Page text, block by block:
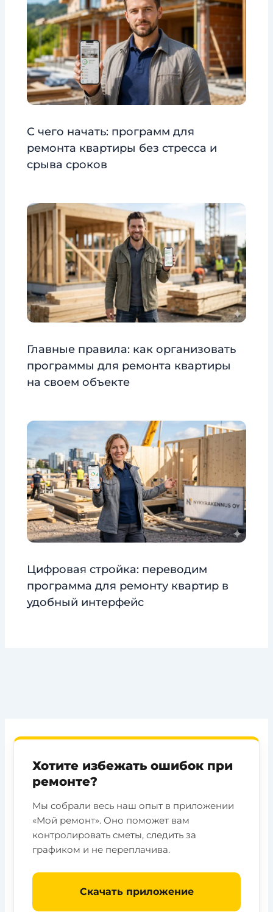
С чего начать: программ для
ремонта квартиры без стресса и
срыва сроков
Главные правила: как организовать
программы для ремонта квартиры
на своем объекте
Цифровая стройка: переводим
программа для ремонту квартир в
удобный интерфейс
Хотите избежать ошибок при
ремонте?
Мы собрали весь наш опыт в приложении
«Мой ремонт». Оно поможет вам
контролировать сметы, следить за
графиком и не переплачива.
Скачать приложение